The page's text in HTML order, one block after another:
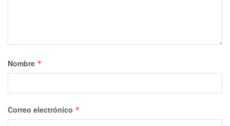
Nombre *
Correo electrónico *